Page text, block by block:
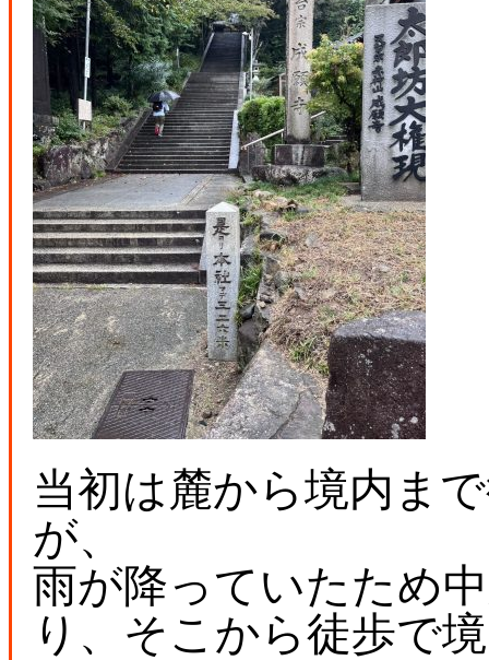
当初は麓から境内ま
が、
雨が降っていたため
り、そこから徒歩で